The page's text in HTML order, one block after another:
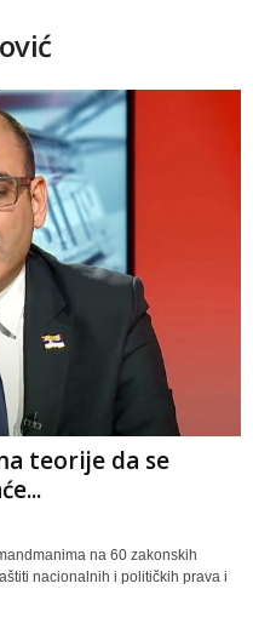
teorije da se
na 60 zakonskih
nacionalnih i političkih prava i